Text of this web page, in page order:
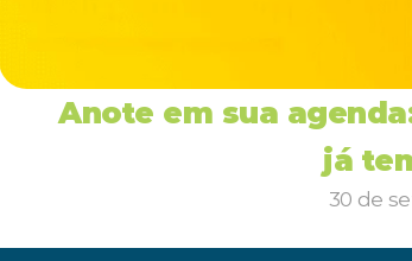
Anote em sua
já
30 de